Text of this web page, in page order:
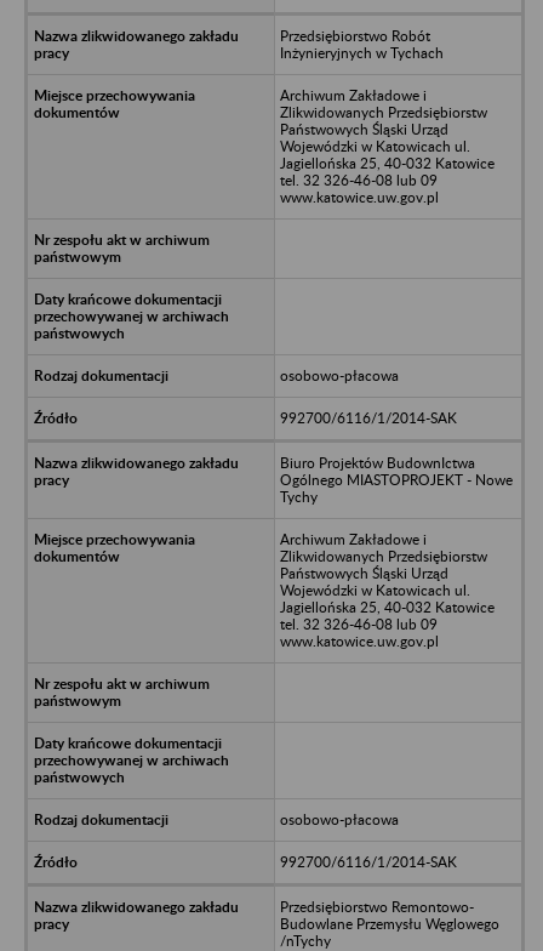
Przedsiębiorstwo Robót
Inżynieryjnych w Tychach
Archiwum Zakładowe i
Zlikwidowanych Przedsiębiorstw
Państwowych Śląski Urząd
Wojewódzki w Katowicach ul.
Jagiellońska 25, 40-032 Katowice
tel. 32 326-46-08 lub 09
www.katowice.uw.gov.pl
osobowo-płacowa
992700/6116/1/2014-SAK
Biuro Projektów BudownIctwa
Ogólnego MIASTOPROJEKT - Nowe
Tychy
Archiwum Zakładowe i
Zlikwidowanych Przedsiębiorstw
Państwowych Śląski Urząd
Wojewódzki w Katowicach ul.
Jagiellońska 25, 40-032 Katowice
tel. 32 326-46-08 lub 09
www.katowice.uw.gov.pl
osobowo-płacowa
992700/6116/1/2014-SAK
Przedsiębiorstwo Remontowo-
Budowlane Przemysłu Węglowego
/nTychy